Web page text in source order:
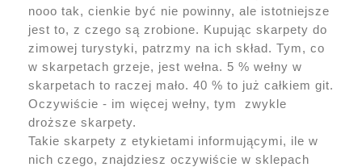
nooo tak, cienkie być nie powinny, ale istotniejsze
jest to, z czego są zrobione. Kupując skarpety do
zimowej turystyki, patrzmy na ich skład. Tym, co
w skarpetach grzeje, jest wełna. 5 % wełny w
skarpetach to raczej mało. 40 % to już całkiem git.
Oczywiście - im więcej wełny, tym zwykle
droższe skarpety.
Takie skarpety z etykietami informującymi, ile w
nich czego, znajdziesz oczywiście w sklepach